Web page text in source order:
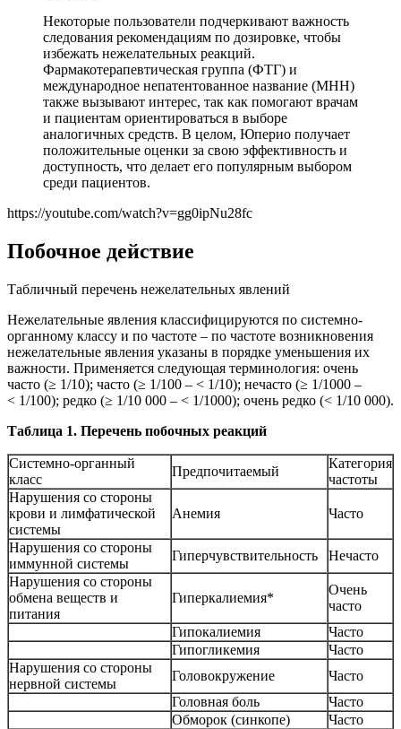
Некоторые пользователи подчеркивают важность
следования рекомендациям по дозировке, чтобы
избежать нежелательных реакций.
Фармакотерапевтическая группа (ФТГ) и
международное непатентованное название (МНН)
также вызывают интерес, так как помогают врачам
и пациентам ориентироваться в выборе
аналогичных средств. В целом, Юперио получает
положительные оценки за свою эффективность и
доступность, что делает его популярным выбором
среди пациентов.
https://youtube.com/watch?v=gg0ipNu28fc
Побочное действие
Табличный перечень нежелательных явлений
Нежелательные явления классифицируются по системно-
органному классу и по частоте – по частоте возникновения
нежелательные явления указаны в порядке уменьшения их
важности. Применяется следующая терминология: очень
часто (≥ 1/10); часто (≥ 1/100 – < 1/10); нечасто (≥ 1/1000 –
< 1/100); редко (≥ 1/10 000 – < 1/1000); очень редко (< 1/10 000).
Таблица 1. Перечень побочных реакций
Системно-органный
класс
Предпочитаемый
Категория
частоты
Нарушения со стороны
крови и лимфатической
системы
Анемия Часто
Нарушения со стороны
иммунной системы
Гиперчувствительность
Нечасто
Нарушения со стороны
обмена веществ и
питания
Гиперкалиемия*
Очень
часто
Гипокалиемия
Часто
Гипогликемия
Часто
Нарушения со стороны
нервной системы
Головокружение
Часто
Головная боль
Часто
Обморок (синкопе)
Часто